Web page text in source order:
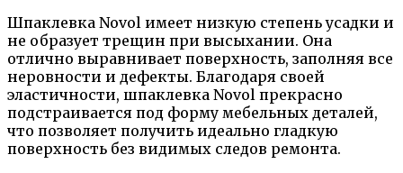
Шпаклевка Novol имеет низкую степень усадки и
не образует трещин при высыхании. Она
отлично выравнивает поверхность, заполняя все
неровности и дефекты. Благодаря своей
эластичности, шпаклевка Novol прекрасно
подстраивается под форму мебельных деталей,
что позволяет получить идеально гладкую
поверхность без видимых следов ремонта.